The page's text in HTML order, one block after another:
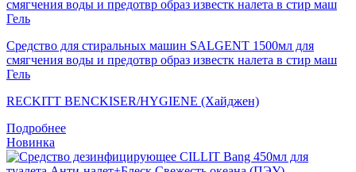
Средство для стиральных машин SALGENT 1500мл для
смягчения воды и предотвр образ известк налета в стир маш
Гель
RECKITT BENCKISER/HYGIENE (Хайджен)
Подробнее
Новинка